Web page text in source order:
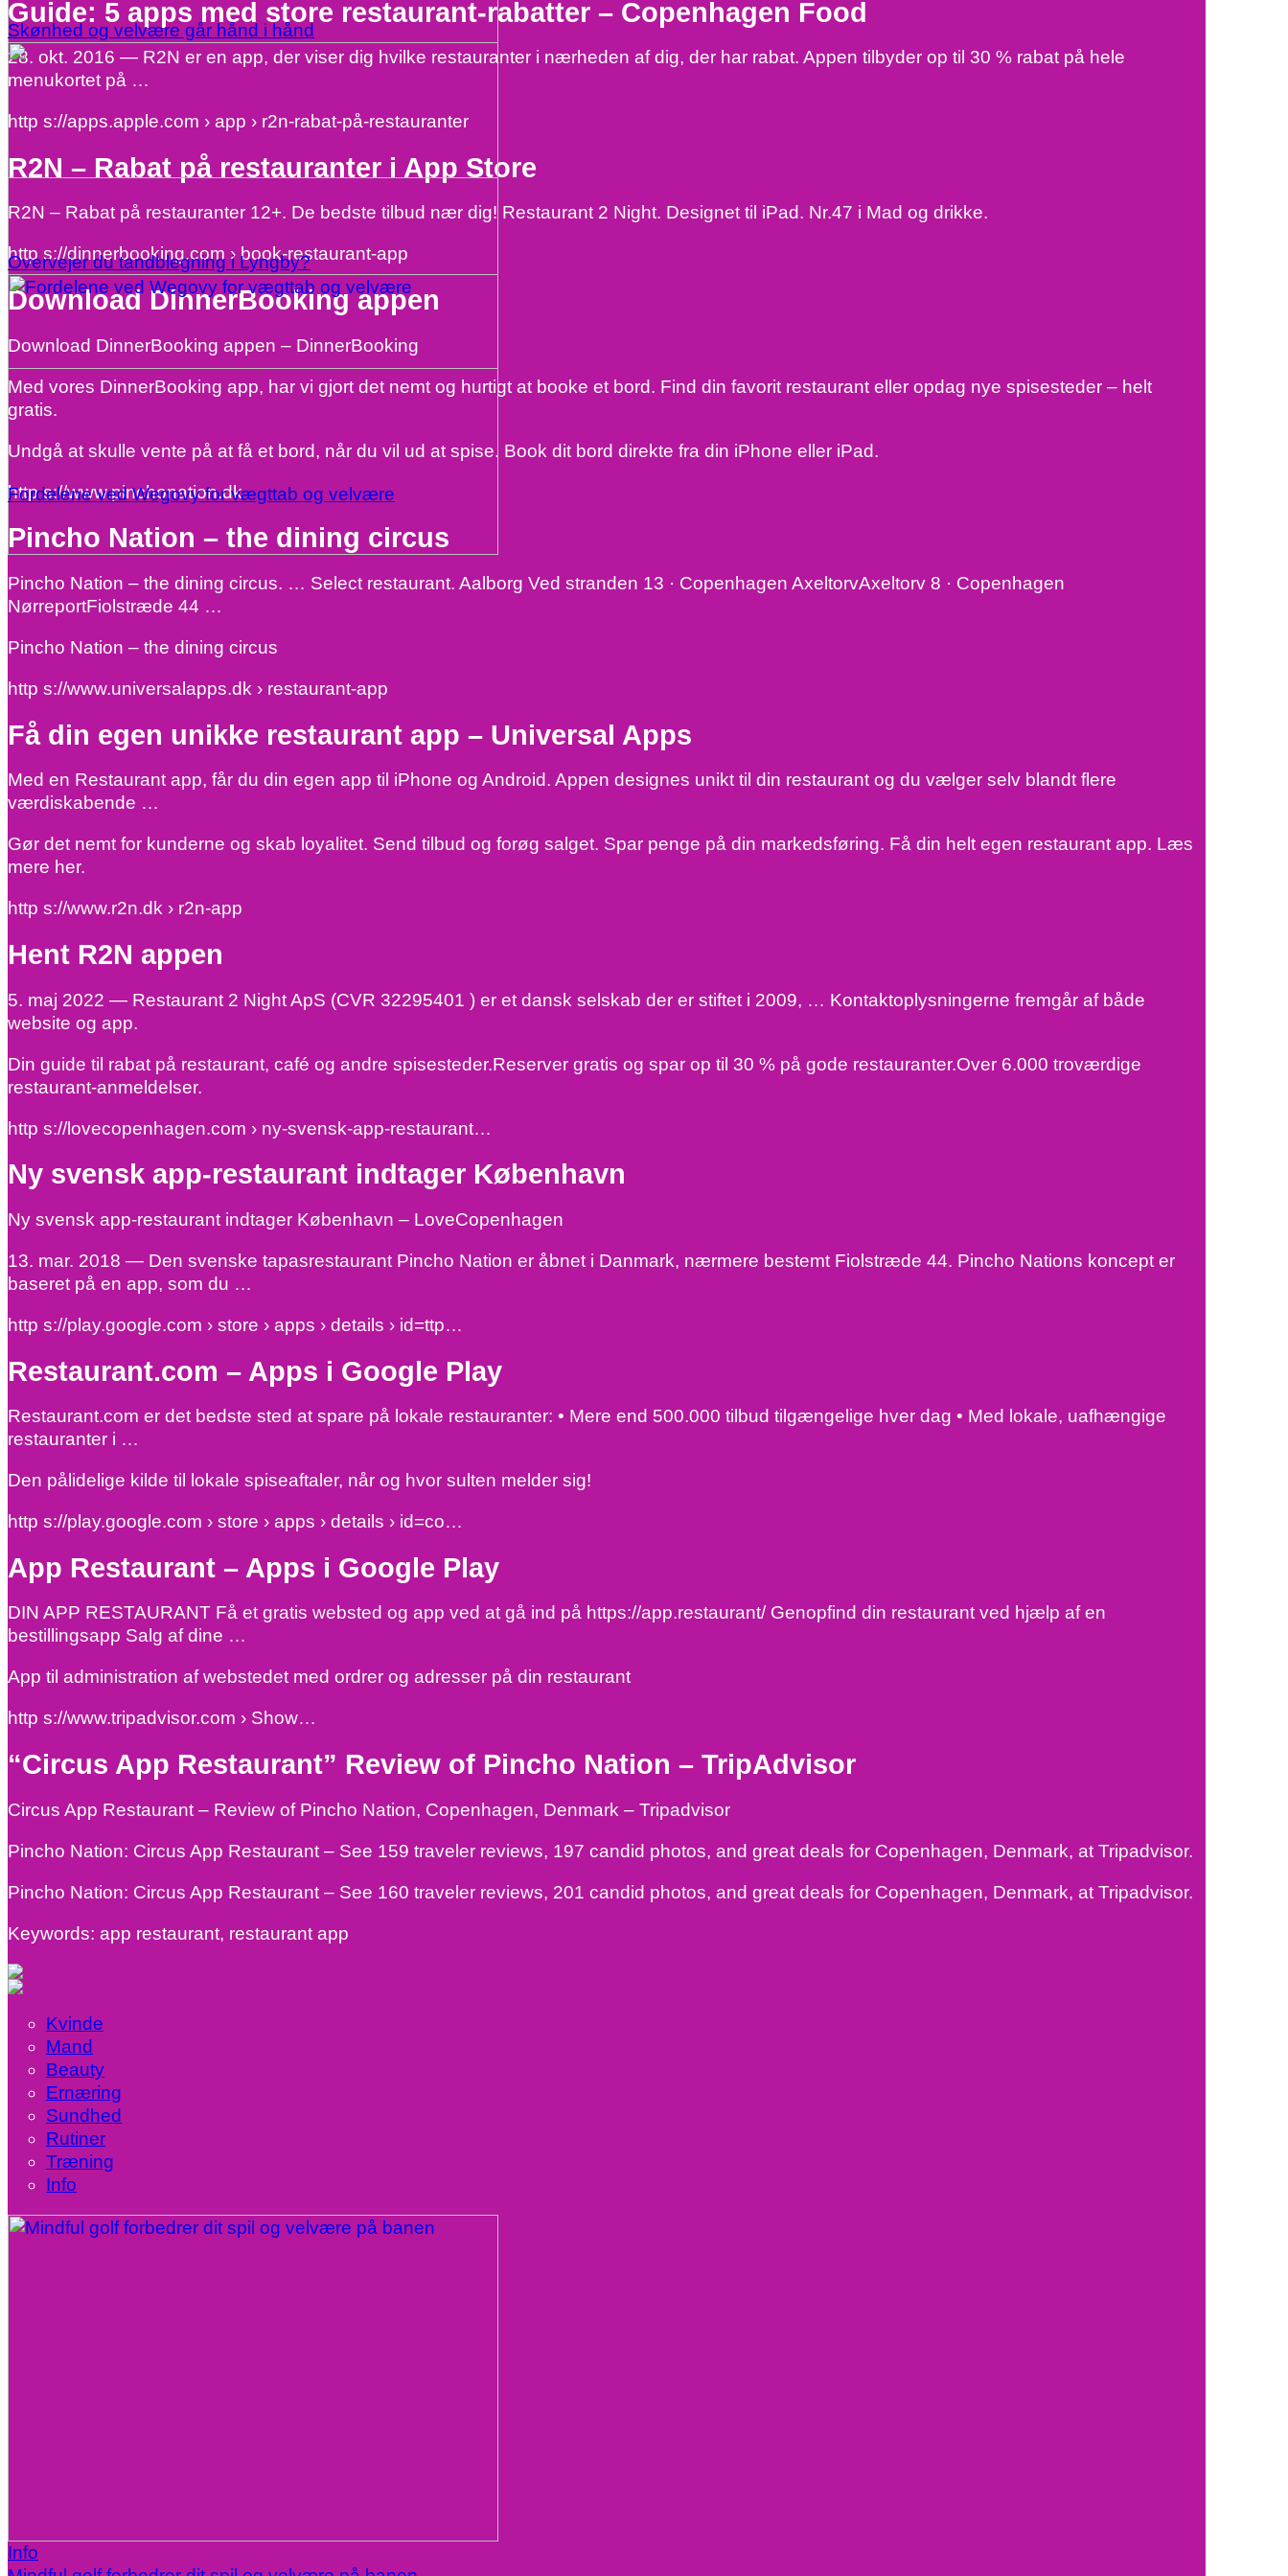
Skønhed og velvære går hånd i hånd
Overvejer du tandblegning i Lyngby?
Fordelene ved Wegovy for vægttab og velvære
Guide: 5 apps med store restaurant-rabatter – Copenhagen Food
28. okt. 2016 — R2N er en app, der viser dig hvilke restauranter i nærheden af dig, der har rabat. Appen tilbyder op til 30 % rabat på hele
menukortet på …
http s://apps.apple.com › app › r2n-rabat-på-restauranter
R2N – Rabat på restauranter i App Store
R2N – Rabat på restauranter 12+. De bedste tilbud nær dig! Restaurant 2 Night. Designet til iPad. Nr.47 i Mad og drikke.
http s://dinnerbooking.com › book-restaurant-app
Download DinnerBooking appen
Download DinnerBooking appen – DinnerBooking
Med vores DinnerBooking app, har vi gjort det nemt og hurtigt at booke et bord. Find din favorit restaurant eller opdag nye spisesteder – helt
gratis.
Undgå at skulle vente på at få et bord, når du vil ud at spise. Book dit bord direkte fra din iPhone eller iPad.
http s://www.pinchonation.dk
Pincho Nation – the dining circus
Pincho Nation – the dining circus. … Select restaurant. Aalborg Ved stranden 13 · Copenhagen AxeltorvAxeltorv 8 · Copenhagen
NørreportFiolstræde 44 …
Pincho Nation – the dining circus
http s://www.universalapps.dk › restaurant-app
Få din egen unikke restaurant app – Universal Apps
Med en Restaurant app, får du din egen app til iPhone og Android. Appen designes unikt til din restaurant og du vælger selv blandt flere
værdiskabende …
Gør det nemt for kunderne og skab loyalitet. Send tilbud og forøg salget. Spar penge på din markedsføring. Få din helt egen restaurant app. Læs
mere her.
http s://www.r2n.dk › r2n-app
Hent R2N appen
5. maj 2022 — Restaurant 2 Night ApS (CVR 32295401 ) er et dansk selskab der er stiftet i 2009, … Kontaktoplysningerne fremgår af både
website og app.
Din guide til rabat på restaurant, café og andre spisesteder.Reserver gratis og spar op til 30 % på gode restauranter.Over 6.000 troværdige
restaurant-anmeldelser.
http s://lovecopenhagen.com › ny-svensk-app-restaurant…
Ny svensk app-restaurant indtager København
Ny svensk app-restaurant indtager København – LoveCopenhagen
13. mar. 2018 — Den svenske tapasrestaurant Pincho Nation er åbnet i Danmark, nærmere bestemt Fiolstræde 44. Pincho Nations koncept er
baseret på en app, som du …
http s://play.google.com › store › apps › details › id=ttp…
Restaurant.com – Apps i Google Play
Restaurant.com er det bedste sted at spare på lokale restauranter: • Mere end 500.000 tilbud tilgængelige hver dag • Med lokale, uafhængige
restauranter i …
Den pålidelige kilde til lokale spiseaftaler, når og hvor sulten melder sig!
http s://play.google.com › store › apps › details › id=co…
App Restaurant – Apps i Google Play
DIN APP RESTAURANT Få et gratis websted og app ved at gå ind på https://app.restaurant/ Genopfind din restaurant ved hjælp af en
bestillingsapp Salg af dine …
App til administration af webstedet med ordrer og adresser på din restaurant
http s://www.tripadvisor.com › Show…
“Circus App Restaurant” Review of Pincho Nation – TripAdvisor
Circus App Restaurant – Review of Pincho Nation, Copenhagen, Denmark – Tripadvisor
Pincho Nation: Circus App Restaurant – See 159 traveler reviews, 197 candid photos, and great deals for Copenhagen, Denmark, at Tripadvisor.
Pincho Nation: Circus App Restaurant – See 160 traveler reviews, 201 candid photos, and great deals for Copenhagen, Denmark, at Tripadvisor.
Keywords: app restaurant, restaurant app
Kvinde
Mand
Beauty
Ernæring
Sundhed
Rutiner
Træning
Info
Info